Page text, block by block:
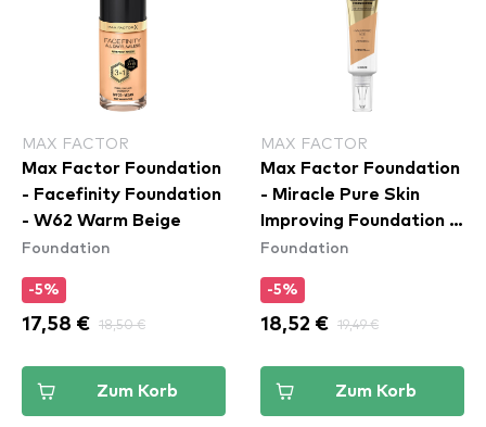
MAX FACTOR
Max Factor Foundation
- Facefinity Foundation
- W62 Warm Beige
Foundation
-5%
17,58 € 18,50 €
Zum Korb
MAX FACTOR
Max Factor Foundation
- Miracle Pure Skin
Improving Foundation -
55 Beige
Foundation
-5%
18,52 € 19,49 €
Zum Korb